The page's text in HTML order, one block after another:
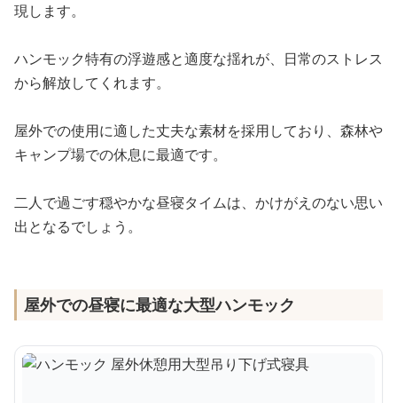
現します。
ハンモック特有の浮遊感と適度な揺れが、日常のストレス
から解放してくれます。
屋外での使用に適した丈夫な素材を採用しており、森林や
キャンプ場での休息に最適です。
二人で過ごす穏やかな昼寝タイムは、かけがえのない思い
出となるでしょう。
屋外での昼寝に最適な大型ハンモック